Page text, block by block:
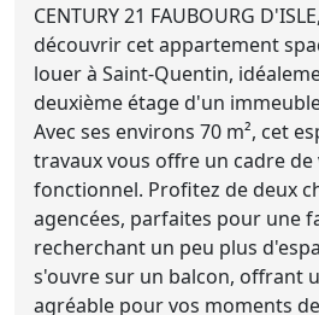
CENTURY 21 FAUBOURG
découvrir cet appartement
louer à Saint-Quentin,
deuxième étage d'un
Avec ses environs 70 m², cet
travaux vous offre un cadre
fonctionnel. Profitez de deux
agencées, parfaites pour une
recherchant un peu plus
s'ouvre sur un balcon, offrant
agréable pour vos moments